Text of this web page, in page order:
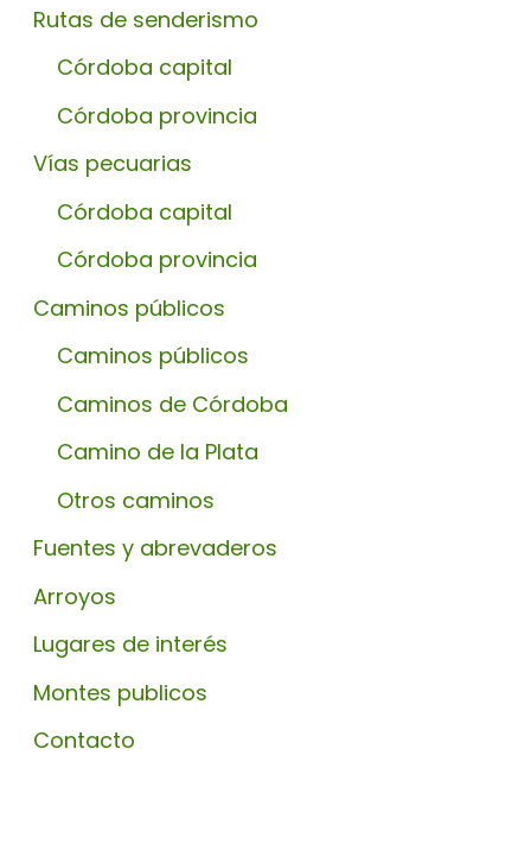
Rutas de senderismo
Córdoba capital
Córdoba provincia
Vías pecuarias
Córdoba capital
Córdoba provincia
Caminos públicos
Caminos públicos
Caminos de Córdoba
Camino de la Plata
Otros caminos
Fuentes y abrevaderos
Arroyos
Lugares de interés
Montes publicos
Contacto